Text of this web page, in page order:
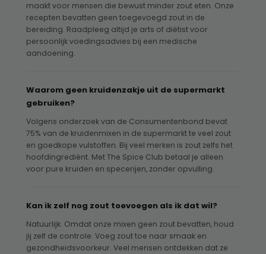
maakt voor mensen die bewust minder zout eten. Onze
recepten bevatten geen toegevoegd zout in de
bereiding. Raadpleeg altijd je arts of diëtist voor
persoonlijk voedingsadvies bij een medische
aandoening.
Waarom geen kruidenzakje uit de supermarkt
gebruiken?
Volgens onderzoek van de Consumentenbond bevat
75% van de kruidenmixen in de supermarkt te veel zout
en goedkope vulstoffen. Bij veel merken is zout zelfs het
hoofdingrediënt. Met The Spice Club betaal je alleen
voor pure kruiden en specerijen, zonder opvulling.
Kan ik zelf nog zout toevoegen als ik dat wil?
Natuurlijk. Omdat onze mixen geen zout bevatten, houd
jij zelf de controle. Voeg zout toe naar smaak en
gezondheidsvoorkeur. Veel mensen ontdekken dat ze